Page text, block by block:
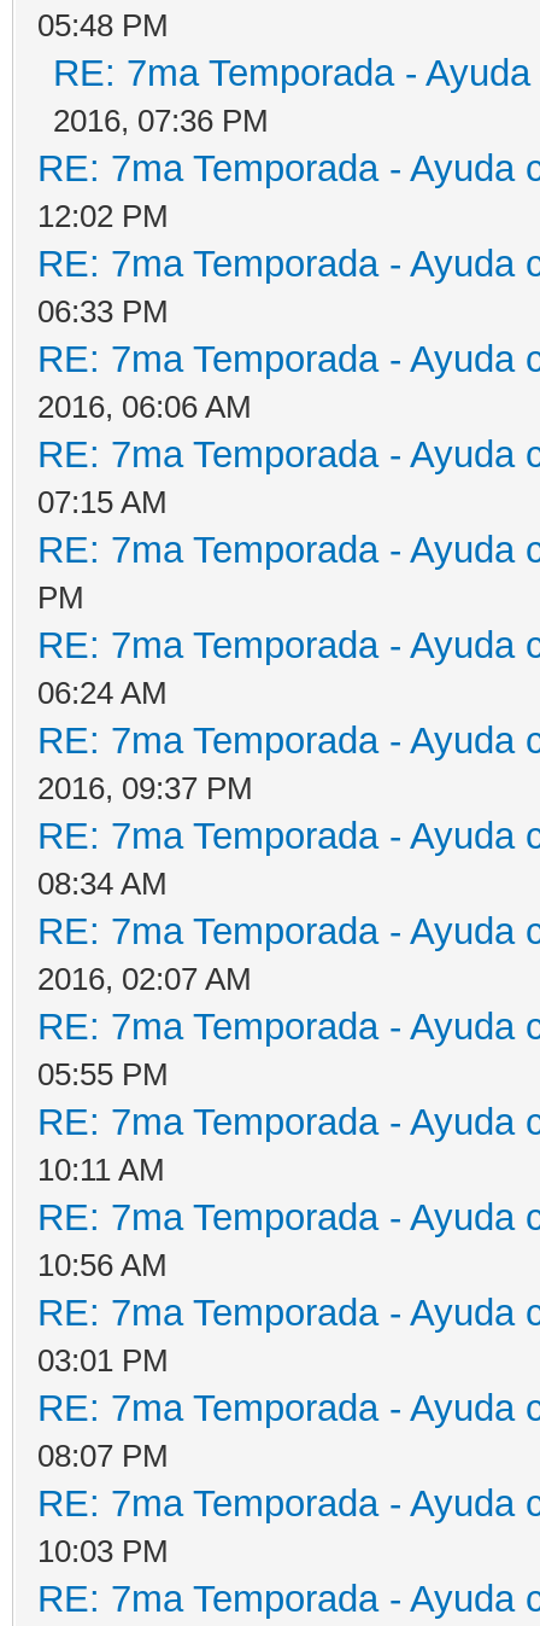
05:48 PM
RE: 7ma Temporada -
2016, 07:36 PM
RE: 7ma Temporada - Ayuda
12:02 PM
RE: 7ma Temporada - Ayuda
06:33 PM
RE: 7ma Temporada - Ayuda
2016, 06:06 AM
RE: 7ma Temporada - Ayuda
07:15 AM
RE: 7ma Temporada - Ayuda
PM
RE: 7ma Temporada - Ayuda
06:24 AM
RE: 7ma Temporada - Ayuda
2016, 09:37 PM
RE: 7ma Temporada - Ayuda
08:34 AM
RE: 7ma Temporada - Ayuda
2016, 02:07 AM
RE: 7ma Temporada - Ayuda
05:55 PM
RE: 7ma Temporada - Ayuda
10:11 AM
RE: 7ma Temporada - Ayuda
10:56 AM
RE: 7ma Temporada - Ayuda
03:01 PM
RE: 7ma Temporada - Ayuda
08:07 PM
RE: 7ma Temporada - Ayuda
10:03 PM
RE: 7ma Temporada - Ayuda